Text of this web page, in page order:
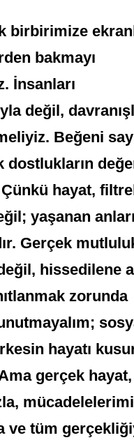
birbirimize
bakmayı
İnsanları
değil,
Beğeni
dostlukların
Çünkü hayat,
yaşanan
Gerçek
hissedilene
zorunda
hayatı
gerçek hayat,
ve tüm